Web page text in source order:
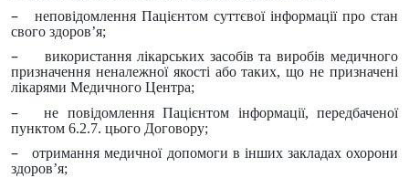
–
неповідомлення Пацієнтом суттєвої інформації про стан
свого здоров’я;
–
використання лікарських засобів та виробів медичного
призначення неналежної якості або таких, що не призначені
лікарями Медичного Центра;
–не повідомлення Пацієнтом інформації, передбаченої
пунктом 6.2.7. цього Договору;
–отримання медичної допомоги в інших закладах охорони
здоров’я;